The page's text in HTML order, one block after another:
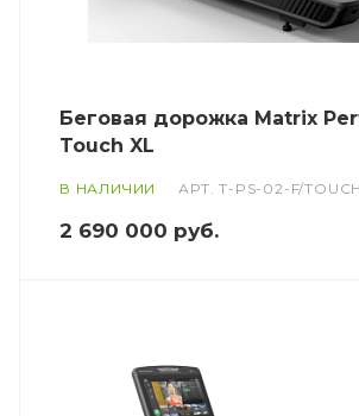
Беговая дорожка Matrix
Touch XL
В НАЛИЧИИ АРТ.T-PS-02-F/
2 690 000 руб.